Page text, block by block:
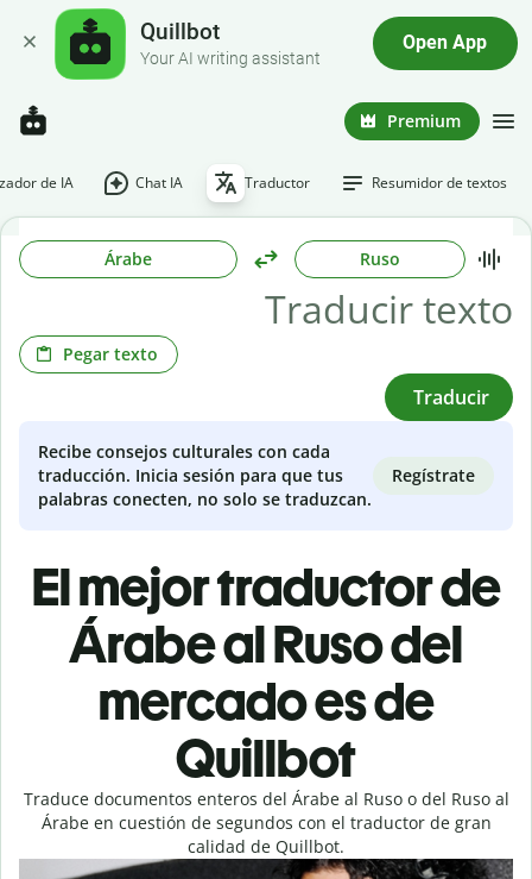
Quillbot
Your AI writing assistant
Open App
Premium
de IA Chat IA Traductor Resumidor de textos
Árabe Ruso
Pegar texto
Traducir
Recibe consejos culturales con cada
traducción. Inicia sesión para que tus
palabras conecten, no solo se traduzcan.
Regístrate
El mejor traductor de
Árabe al Ruso del
mercado es de
Quillbot
Traduce documentos enteros del Árabe al Ruso o del Ruso al
Árabe en cuestión de segundos con el traductor de gran
calidad de Quillbot.